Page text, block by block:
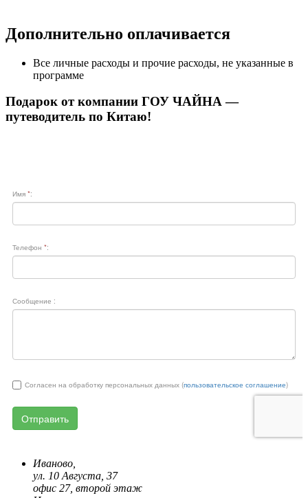
Дополнительно оплачивается
Все личные расходы и прочие расходы, не указанные в
программе
Подарок от компании ГОУ ЧАЙНА —
путеводитель по Китаю!
Иваново,
ул. 10 Августа, 37
офис 27, второй этаж